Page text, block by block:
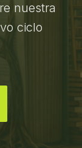
nuestra
ciclo